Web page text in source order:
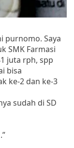
Saya
SMK Farmasi
juta rph, spp
bisa
ke-2 dan ke-3
sudah di SD